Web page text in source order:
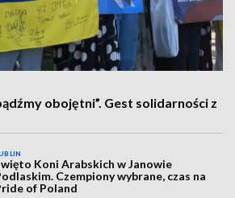
obojętni”. Gest solidarności z
Koni Arabskich w Janowie
Czempiony wybrane, czas na
of Poland